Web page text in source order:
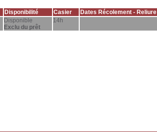
Disponibilité Casier
Dates Récolement - Reliure
Disponible
Exclu du prêt
14h